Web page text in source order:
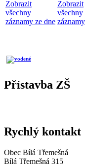
Zobrazit
všechny
záznamy ze dne
Zobrazit
všechny
Přístavba ZŠ
Rychlý kontakt
Obec Bílá Třemešná
Bílá Třemešná 315